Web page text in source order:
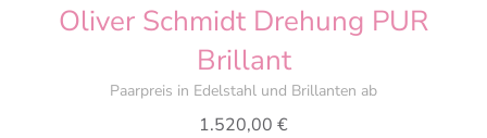
Oliver Schmidt Drehung PUR
Brillant
Paarpreis in Edelstahl und Brillanten ab
1.520,00 €